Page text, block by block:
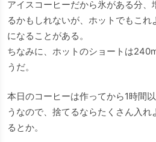
アイスコーヒーだから氷がある分、
るかもしれないが、ホットでもこ
になることがある。
ちなみに、ホットのショートは
うだ。
本日のコーヒーは作ってから1時間
うなので、捨てるならたくさん入
るとか。